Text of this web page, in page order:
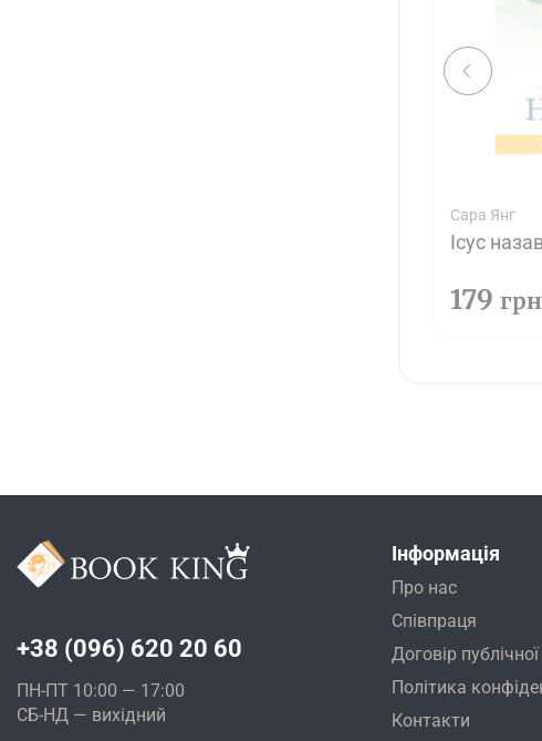
Сара Янг
Ісус
179 грн
+38 (096) 620 20 60
ПН-ПТ 10:00 — 17:00
СБ-НД — вихідний
Інформація
Про нас
Співпраця
Договір
Політика
Контакти